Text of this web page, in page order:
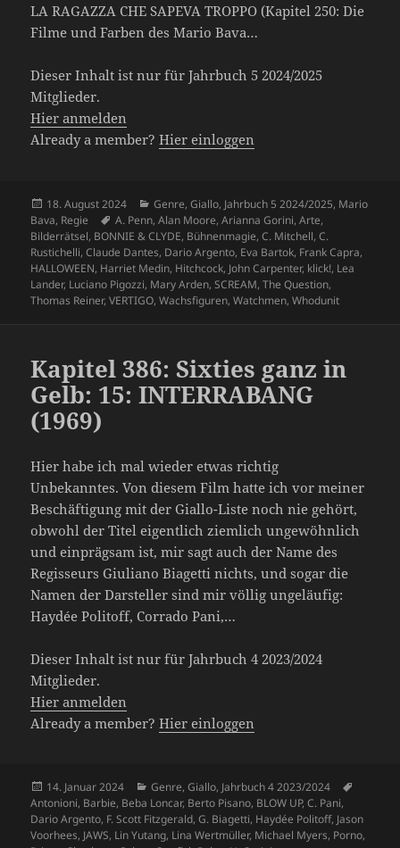
LA RAGAZZA CHE SAPEVA TROPPO (Kapitel 250: Die
Filme und Farben des Mario Bava…
Dieser Inhalt ist nur für Jahrbuch 5 2024/2025
Mitglieder.
Hier anmelden
Already a member?Hier einloggen
Veröffentlicht
am
18. August 2024 Kategorien
Genre,Giallo, Jahrbuch 5 2024/2025, Mario
Bava, Regie Schlagwörter
A. Penn,Alan Moore,Arianna Gorini,Arte,
Bilderrätsel, BONNIE & CLYDE, Bühnenmagie,C. Mitchell,C.
Rustichelli,Claude Dantes, Dario Argento, Eva Bartok, Frank Capra,
HALLOWEEN, Harriet Medin, Hitchcock, John Carpenter, klick!, Lea
Lander, Luciano Pigozzi, Mary Arden,SCREAM,The Question,
Thomas Reiner,VERTIGO,Wachsfiguren,Watchmen,Whodunit
Kapitel 386: Sixties ganz in
Gelb: 15: INTERRABANG
(1969)
Hier habe ich mal wieder etwas richtig
Unbekanntes. Von diesem Film hatte ich vor meiner
Beschäftigung mit der Giallo-Liste noch nie gehört,
obwohl der Titel eigentlich ziemlich ungewöhnlich
und einprägsam ist, mir sagt auch der Name des
Regisseurs Giuliano Biagetti nichts, und sogar die
Namen der Darsteller sind mir völlig ungeläufig:
Haydée Politoff, Corrado Pani,…
Dieser Inhalt ist nur für Jahrbuch 4 2023/2024
Mitglieder.
Hier anmelden
Already a member?Hier einloggen
Veröffentlicht
am
14. Januar 2024 Kategorien
Genre,Giallo, Jahrbuch 4 2023/2024
Antonioni, Barbie, Beba Loncar, Berto Pisano, BLOW UP,C. Pani,
Dario Argento, F. Scott Fitzgerald,G. Biagetti, Haydée Politoff, Jason
Voorhees, JAWS, Lin Yutang, Lina Wertmüller, Michael Myers, Porno,